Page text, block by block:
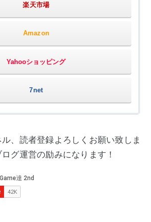
楽天市場
Amazon
Yahooショッピング
7net
、読者登録よろしくお願い致しま
グ運営の励みになります！